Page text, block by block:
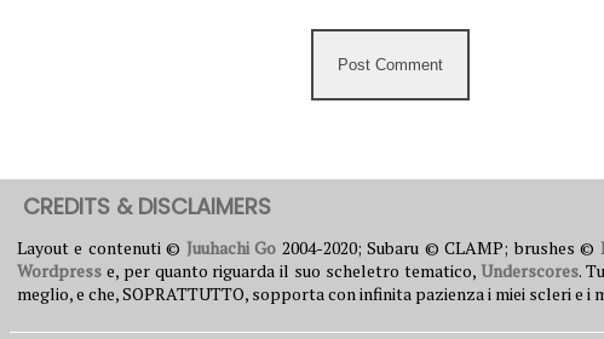
CREDITS & DISCLAIMERS
Layout e contenuti © Juuhachi Go 2004-2020; Subaru © CLAMP; brushes ©
Wordpress e, per quanto riguarda il suo scheletro tematico, Underscores.
meglio, e che, SOPRATTUTTO, sopporta con infinita pazienza i miei scleri e